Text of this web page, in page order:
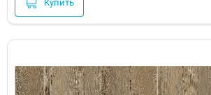
Купить